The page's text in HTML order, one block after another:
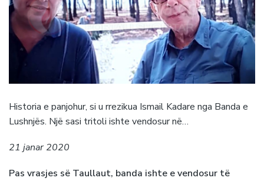
Historia e panjohur, si u rrezikua Ismail Kadare nga Banda e
Lushnjës. Një sasi tritoli ishte vendosur në…
21 janar 2020
Pas vrasjes së Taullaut, banda ishte e vendosur të